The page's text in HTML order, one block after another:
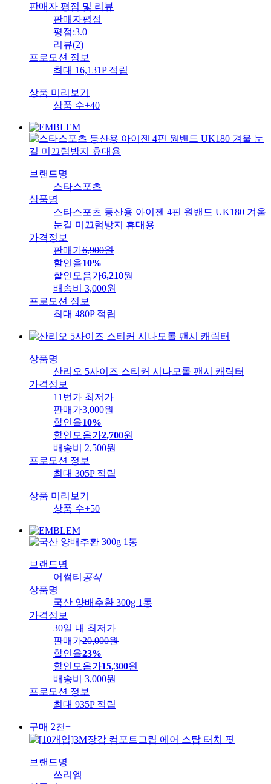
판매자 평점 및 리뷰
판매자평점
평점:3.0
리뷰(2)
프로모션 정보
최대 16,131P 적립
상품 미리보기
상품 수+40
브랜드명
스타스포츠
상품명
스타스포츠 등산용 아이젠 4핀 원밴드 UK180 겨울
눈길 미끄럼방지 휴대용
가격정보
판매가6,900원
할인율10%
할인모음가6,210원
배송비
3,000원
프로모션 정보
최대 480P 적립
상품명
산리오 5사이즈 스티커 시나모롤 팬시 캐릭터
가격정보
11번가 최저가
판매가3,000원
할인율10%
할인모음가2,700원
배송비
2,500원
프로모션 정보
최대 305P 적립
상품 미리보기
상품 수+50
브랜드명
어썸티 공식
상품명
국산 양배추환 300g 1통
가격정보
30일 내 최저가
판매가20,000원
할인율23%
할인모음가15,300원
배송비
3,000원
프로모션 정보
최대 935P 적립
구매 2천+
브랜드명
쓰리엠